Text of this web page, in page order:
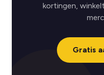
kortingen,
Gratis